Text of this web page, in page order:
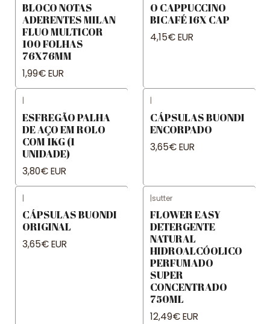
BLOCO NOTAS
ADERENTES MILAN
FLUO MULTICOR
100 FOLHAS
76X76MM
1,99€ EUR
O CAPPUCCINO
BICAFÉ 16X CAP
4,15€ EUR
|
ESFREGÃO PALHA
DE AÇO EM ROLO
COM 1KG (1
UNIDADE)
3,80€ EUR
|
CÁPSULAS BUONDI
ENCORPADO
3,65€ EUR
|
CÁPSULAS BUONDI
ORIGINAL
3,65€ EUR
|sutter
FLOWER EASY
DETERGENTE
NATURAL
HIDROALCÓOLICO
PERFUMADO
SUPER
CONCENTRADO
750ML
12,49€ EUR